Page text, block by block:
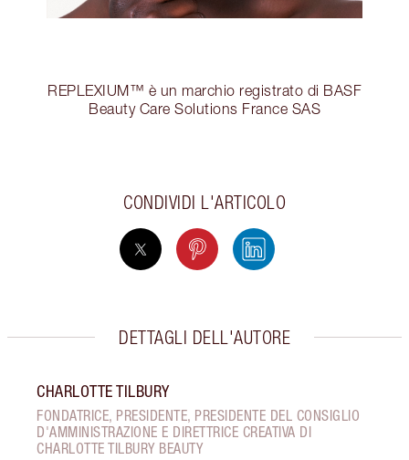
REPLEXIUM™ è un marchio registrato di BASF
Beauty Care Solutions France SAS
CONDIVIDI L'ARTICOLO
DETTAGLI DELL'AUTORE
CHARLOTTE TILBURY
FONDATRICE, PRESIDENTE, PRESIDENTE DEL CONSIGLIO
D'AMMINISTRAZIONE E DIRETTRICE CREATIVA DI
CHARLOTTE TILBURY BEAUTY